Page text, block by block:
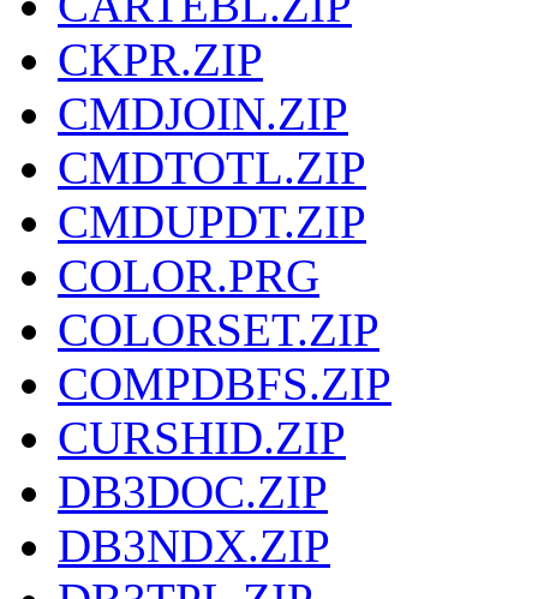
CKPR.ZIP
CMDJOIN.ZIP
CMDTOTL.ZIP
CMDUPDT.ZIP
COLOR.PRG
COLORSET.ZIP
COMPDBFS.ZIP
CURSHID.ZIP
DB3DOC.ZIP
DB3NDX.ZIP